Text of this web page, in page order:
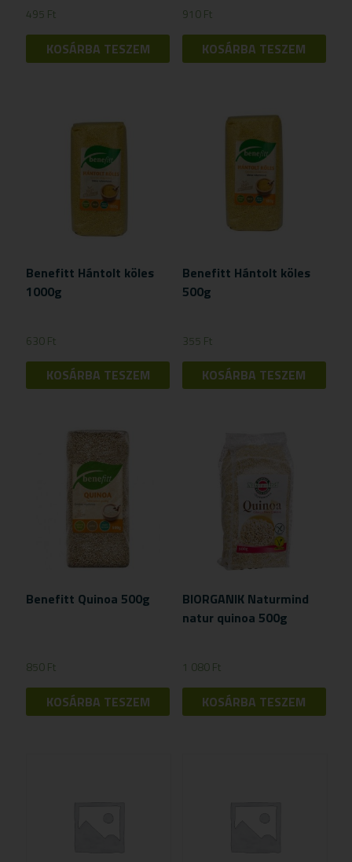
495 Ft
KOSÁRBA TESZEM
910Ft
KOSÁRBA TESZEM
Benefitt Hántolt köles
1000g
630Ft
KOSÁRBA TESZEM
Benefitt Hántolt köles
500g
355 Ft
KOSÁRBA TESZEM
Benefitt Quinoa 500g
850Ft
KOSÁRBA TESZEM
BIORGANIK Naturmind
natur quinoa 500g
1 080Ft
KOSÁRBA TESZEM